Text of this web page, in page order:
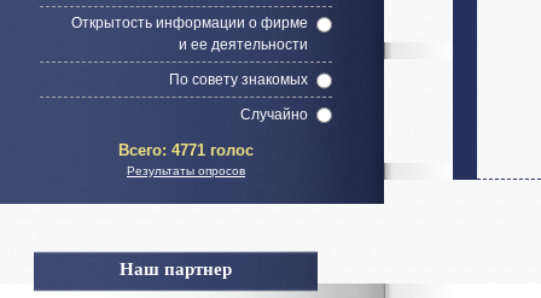
Открытость информации о фирме
и ее деятельности
По совету знакомых
Случайно
Всего: 4771 голос
Результаты опросов
Наш партнер